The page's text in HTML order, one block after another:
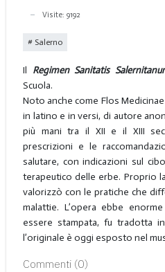
Visite: 9192
Salerno
Il Regimen Sanitatis
Scuola.
Noto anche come Flos
in latino e in versi, di autore
più mani tra il XII e il XIII
prescrizioni e le
salutare, con indicazioni sul
terapeutico delle erbe. Proprio
valorizzò con le pratiche che
malattie. L’opera ebbe
essere stampata, fu tradotta
l’originale è oggi esposto nel
Commenti (0)